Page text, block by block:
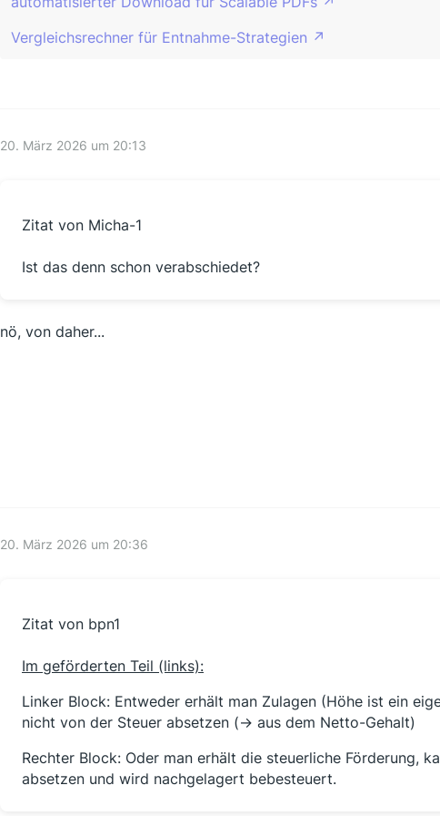
Vergleichsrechner für Entnahme-Strategien
20. März 2026 um 20:13
Zitat von Micha-1
Ist das denn schon verabschiedet?
nö, von daher...
20. März 2026 um 20:36
Zitat von bpn1
Im geförderten Teil (links):
Linker Block: Entweder erhält man Zulagen (Höhe ist ein
nicht von der Steuer absetzen (-> aus dem Netto-Gehalt)
Rechter Block: Oder man erhält die steuerliche Förderung,
absetzen und wird nachgelagert bebesteuert.